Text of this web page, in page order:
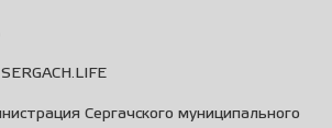
SERGACH.LIFE
Сергачского муниципального